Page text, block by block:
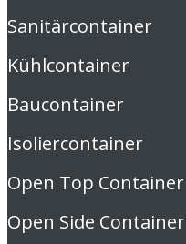
Sanitärcontainer
Kühlcontainer
Baucontainer
Isoliercontainer
Open Top Container
Open Side Container